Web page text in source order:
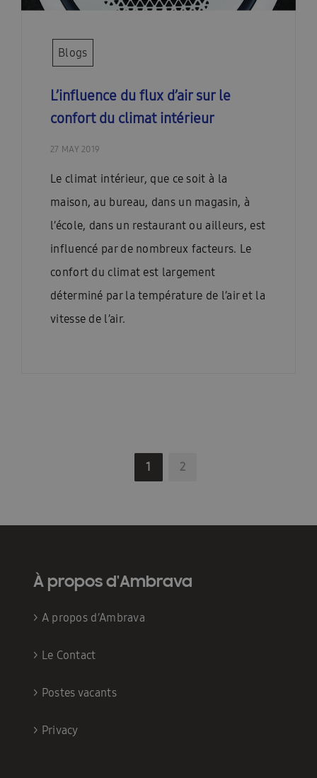
Blogs
L’influence du flux d’air sur le
confort du climat intérieur
27 MAY 2019
Le climat intérieur, que ce soit à la
maison, au bureau, dans un magasin, à
l’école, dans un restaurant ou ailleurs, est
influencé par de nombreux facteurs. Le
confort du climat est largement
déterminé par la température de l’air et la
vitesse de l’air.
1 2
À propos d'Ambrava
> A propos d’Ambrava
> Le Contact
> Postes vacants
> Privacy